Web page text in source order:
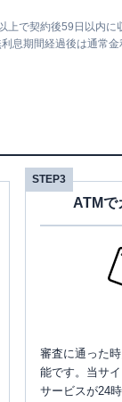
で契約後59日以内に
息期間経過後は通常
STEP3
ATMで
審査に通った
能です。当サ
サービスが24